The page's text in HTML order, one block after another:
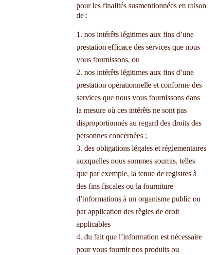
pour les finalités susmentionnées en raison
de :
nos intérêts légitimes aux fins d’une
prestation efficace des services que nous
vous fournissons, ou
nos intérêts légitimes aux fins d’une
prestation opérationnelle et conforme des
services que nous vous fournissons dans
la mesure où ces intérêts ne sont pas
disproportionnés au regard des droits des
personnes concernées ;
des obligations légales et réglementaires
auxquelles nous sommes soumis, telles
que par exemple, la tenue de registres à
des fins fiscales ou la fourniture
d’informations à un organisme public ou
par application des règles de droit
applicables
du fait que l’information est nécessaire
pour vous fournir nos produits ou